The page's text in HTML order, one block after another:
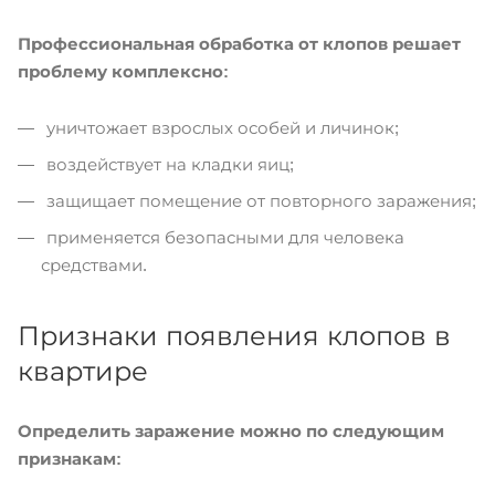
Профессиональная обработка от клопов решает
проблему комплексно:
уничтожает взрослых особей и личинок;
воздействует на кладки яиц;
защищает помещение от повторного заражения;
применяется безопасными для человека
средствами.
Признаки появления клопов в
квартире
Определить заражение можно по следующим
признакам: